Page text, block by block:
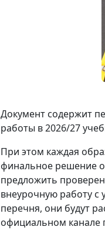
Документ содержит
работы в 2026/27
При этом каждая
финальное решение о
предложить
внеурочную работу с
перечня, они будут
официальном канале